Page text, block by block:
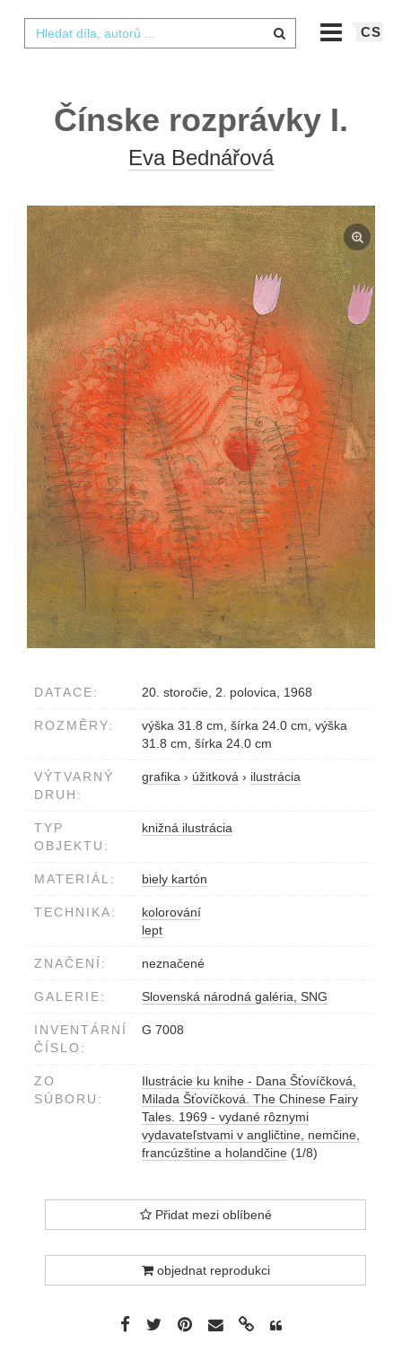
CS
Čínske rozprávky I.
Eva Bednářová
DATACE: 20. storočie, 2. polovica, 1968
ROZMĚRY:
výška 31.8 cm, šírka 24.0 cm, výška
31.8 cm, šírka 24.0 cm
VÝTVARNÝ
DRUH:
grafika › úžitková › ilustrácia
TYP
OBJEKTU:
knižná ilustrácia
MATERIÁL: biely kartón
TECHNIKA:
kolorování
lept
ZNAČENÍ: neznačené
GALERIE: Slovenská národná galéria, SNG
INVENTÁRNÍ
ČÍSLO:
G 7008
ZO
SÚBORU:
Ilustrácie ku knihe - Dana Šťovíčková,
Milada Šťovíčková. The Chinese Fairy
Tales. 1969 - vydané rôznymi
vydavateľstvami v angličtine, nemčine,
francúzštine a holandčine (1/8)
Přidat mezi oblíbené
objednat reprodukci